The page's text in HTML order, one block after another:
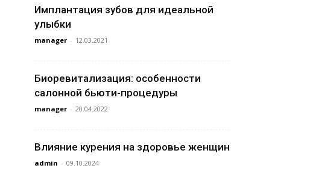
Имплантация зубов для идеальной
улыбки
manager - 12.03.2021
Биоревитализация: особенности
салонной бьюти-процедуры
manager - 20.04.2022
Влияние курения на здоровье женщин
admin - 09.10.2024